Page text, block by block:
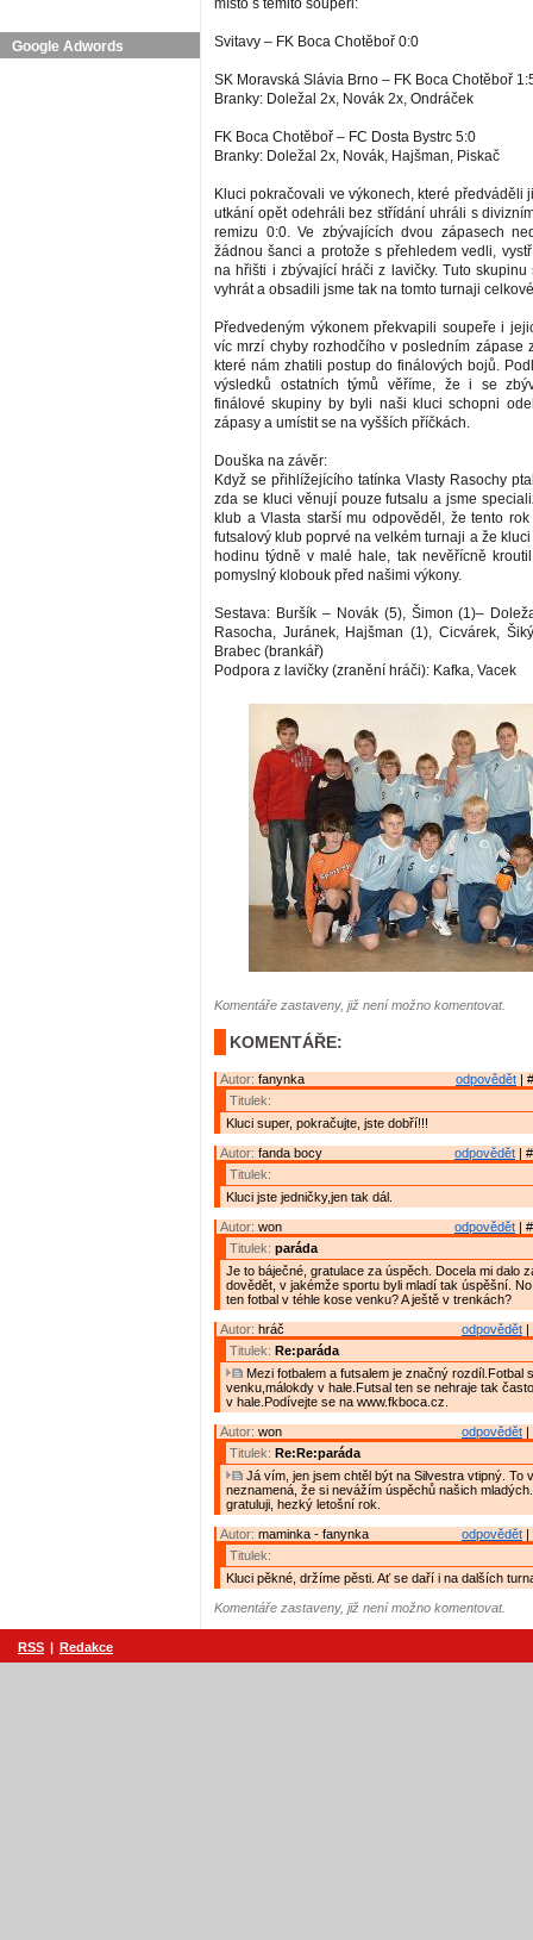
Google Adwords
místo s těmito soupeři:
Svitavy – FK Boca Chotěboř 0:0
SK Moravská Slávia Brno – FK Boca Chotěboř
Branky: Doležal 2x, Novák 2x, Ondráček
FK Boca Chotěboř – FC Dosta Bystrc 5:0
Branky: Doležal 2x, Novák, Hajšman, Piskač
Kluci pokračovali ve výkonech, které předváděli
utkání opět odehráli bez střídání uhráli s
remizu 0:0. Ve zbývajících dvou zápasech
žádnou šanci a protože s přehledem vedli,
na hřišti i zbývající hráči z lavičky. Tuto
vyhrát a obsadili jsme tak na tomto turnaji
Předvedeným výkonem překvapili soupeře i
víc mrzí chyby rozhodčího v posledním zápase
které nám zhatili postup do finálových bojů.
výsledků ostatních týmů věříme, že i se
finálové skupiny by byli naši kluci schopni
zápasy a umístit se na vyšších příčkách.
Douška na závěr:
Když se přihlížejícího tatínka Vlasty Rasochy
zda se kluci věnují pouze futsalu a jsme
klub a Vlasta starší mu odpověděl, že tento
futsalový klub poprvé na velkém turnaji a že
hodinu týdně v malé hale, tak nevěřícně
pomyslný klobouk před našimi výkony.
Sestava: Buršík – Novák (5), Šimon (1)–
Rasocha, Juránek, Hajšman (1), Cicvárek,
Brabec (brankář)
Podpora z lavičky (zranění hráči): Kafka, Vacek
Komentáře zastaveny, již není možno komentovat.
KOMENTÁŘE:
odpovědět |
Autor: fanynka
Titulek:
Kluci super, pokračujte, jste dobří!!!
odpovědět |
Autor: fanda bocy
Titulek:
Kluci jste jedničky,jen tak dál.
odpovědět |
Autor: won
Titulek: paráda
Je to báječné, gratulace za úspěch. Docela mi dalo
dovědět, v jakémže sportu byli mladí tak úspěšní.
ten fotbal v téhle kose venku? A ještě v trenkách?
odpovědět |
Autor: hráč
Titulek: Re:paráda
Mezi fotbalem a futsalem je značný rozdíl.Fotbal
venku,málokdy v hale.Futsal ten se nehraje tak
v hale.Podívejte se na www.fkboca.cz.
odpovědět |
Autor: won
Titulek: Re:Re:paráda
Já vím, jen jsem chtěl být na Silvestra vtipný. To
neznamená, že si nevážím úspěchů našich
gratuluji, hezký letošní rok.
odpovědět |
Autor: maminka - fanynka
Titulek:
Kluci pěkné, držíme pěsti. Ať se daří i na dalších
Komentáře zastaveny, již není možno komentovat.
RSS | Redakce